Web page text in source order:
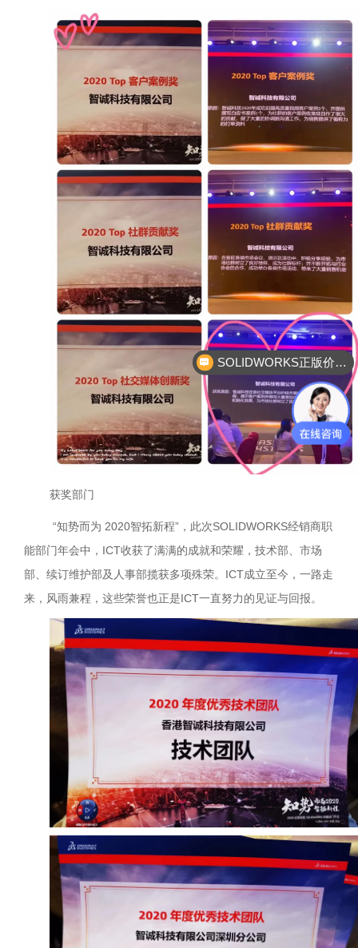
获奖部门
“知势而为 2020智拓新程”，此次SOLIDWORKS经销商职
能部门年会中，ICT收获了满满的成就和荣耀，技术部、市场
部、续订维护部及人事部揽获多项殊荣。ICT成立至今，一路走
来，风雨兼程，这些荣誉也正是ICT一直努力的见证与回报。
SOLIDWORKS正版价格？